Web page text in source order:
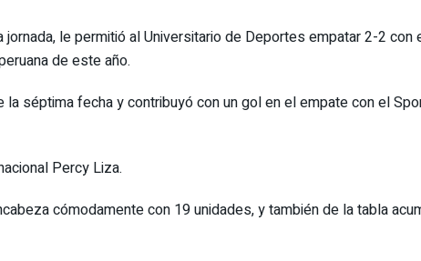
le permitió al Universitario de Deportes empatar 2-2 con
de este año.
séptima fecha y contribuyó con un gol en el empate con el
Percy Liza.
cómodamente con 19 unidades, y también de la tabla